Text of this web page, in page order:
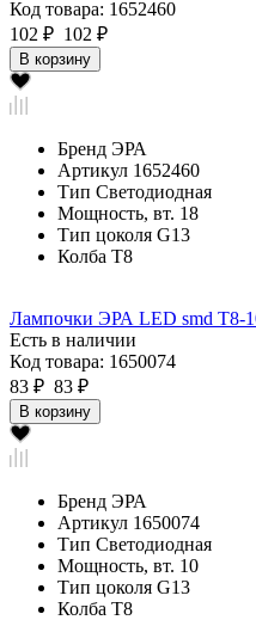
Код товара: 1652460
102 ₽ 102 ₽
В корзину
Бренд ЭРА
Артикул 1652460
Тип Светодиодная
Мощность, вт. 18
Тип цоколя G13
Колба T8
Лампочки ЭРА LED smd T8-
Есть в наличии
Код товара: 1650074
83 ₽ 83 ₽
В корзину
Бренд ЭРА
Артикул 1650074
Тип Светодиодная
Мощность, вт. 10
Тип цоколя G13
Колба T8